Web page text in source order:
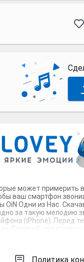
может
ваш смартфон
Одни из Нас.
за такую мелодию
(iPhone). Перед
Соловей -
Политика